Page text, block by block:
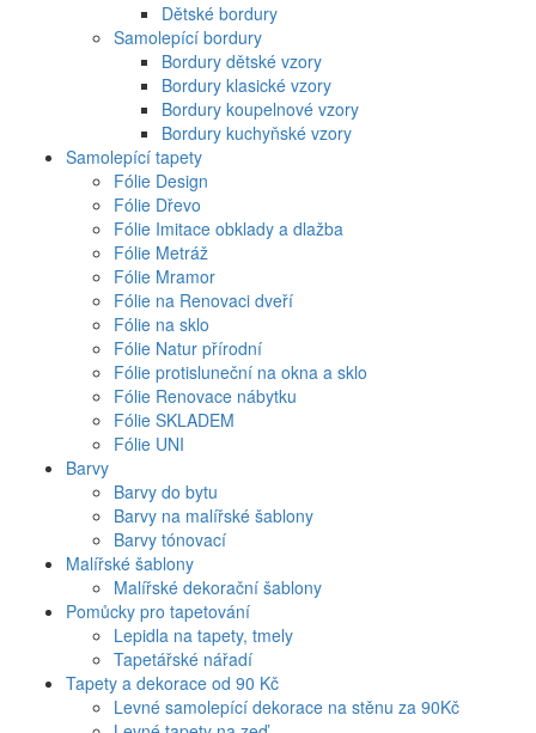
Dětské bordury
Samolepící bordury
Bordury dětské vzory
Bordury klasické vzory
Bordury koupelnové vzory
Bordury kuchyňské vzory
Samolepící tapety
Fólie Design
Fólie Dřevo
Fólie Imitace obklady a dlažba
Fólie Metráž
Fólie Mramor
Fólie na Renovaci dveří
Fólie na sklo
Fólie Natur přírodní
Fólie protisluneční na okna a sklo
Fólie Renovace nábytku
Fólie SKLADEM
Fólie UNI
Barvy
Barvy do bytu
Barvy na malířské šablony
Barvy tónovací
Malířské šablony
Malířské dekorační šablony
Pomůcky pro tapetování
Lepidla na tapety, tmely
Tapetářské nářadí
Tapety a dekorace od 90 Kč
Levné samolepící dekorace na stěnu za 90Kč